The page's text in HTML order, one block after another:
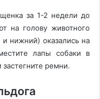
за 1-2 недели до
на голову животного
нижний) оказались на
лапы собаки в
ремни.